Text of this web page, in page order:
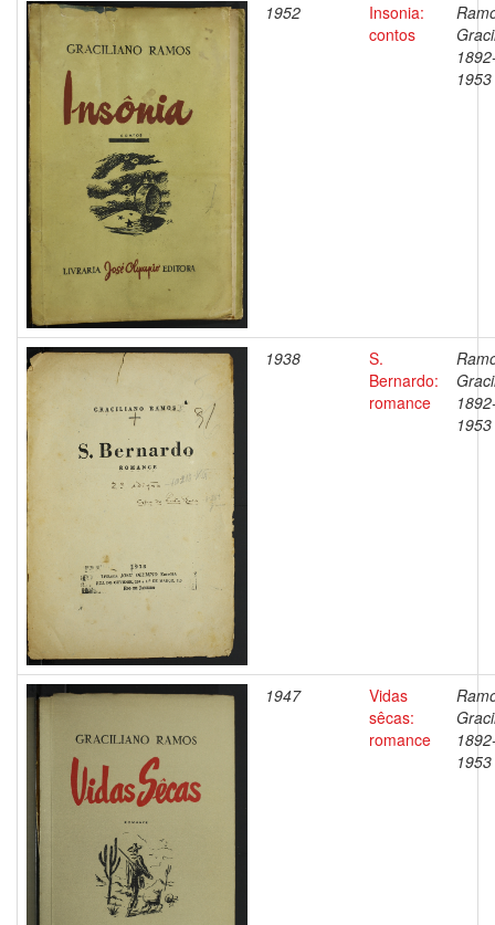
1952
Insonia:
contos
1953
1938
S.
Bernardo:
romance
1953
1947
Vidas
sêcas:
romance
1953